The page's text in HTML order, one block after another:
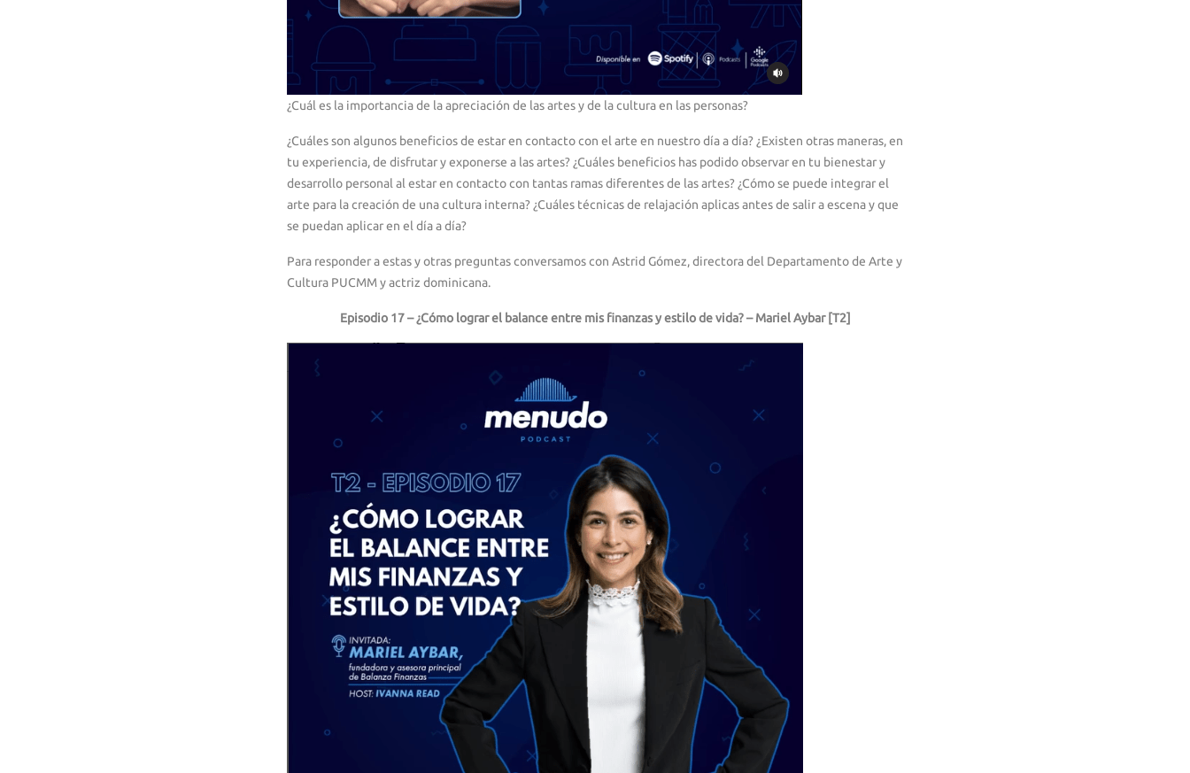
¿Cuál es la importancia de la apreciación de las artes y de la cultura en las personas?
¿Cuáles son algunos beneficios de estar en contacto con el arte en nuestro día a día? ¿Existen otras maneras, en
tu experiencia, de disfrutar y exponerse a las artes? ¿Cuáles beneficios has podido observar en tu bienestar y
desarrollo personal al estar en contacto con tantas ramas diferentes de las artes? ¿Cómo se puede integrar el
arte para la creación de una cultura interna? ¿Cuáles técnicas de relajación aplicas antes de salir a escena y que
se puedan aplicar en el día a día?
Para responder a estas y otras preguntas conversamos con Astrid Gómez, directora del Departamento de Arte y
Cultura PUCMM y actriz dominicana.
Episodio 17 – ¿Cómo lograr el balance entre mis finanzas y estilo de vida? – Mariel Aybar [T2]